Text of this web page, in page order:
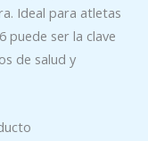
Ideal para atletas
puede ser la clave
de salud y